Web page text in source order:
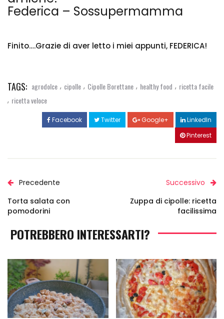
Federica – Sossupermamma
Finito….Grazie di aver letto i miei appunti, FEDERICA!
TAGS: agrodolce , cipolle , Cipolle Borettane , healthy food , ricetta facile
, ricetta veloce
Facebook Twitter Google+
LinkedIn
Pinterest
Precedente
Torta salata con
pomodorini
Successivo
Zuppa di cipolle: ricetta
facilissima
POTREBBERO INTERESSARTI?